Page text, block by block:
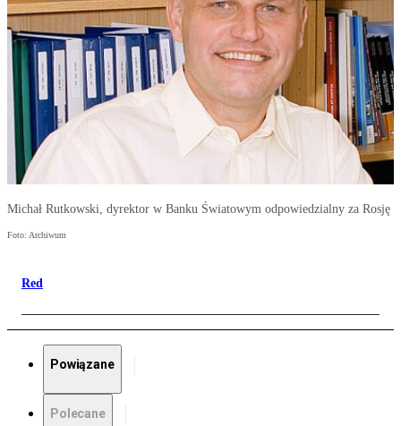
Michał Rutkowski, dyrektor w Banku Światowym odpowiedzialny za Rosję
Foto: Archiwum
Red
Powiązane
Polecane